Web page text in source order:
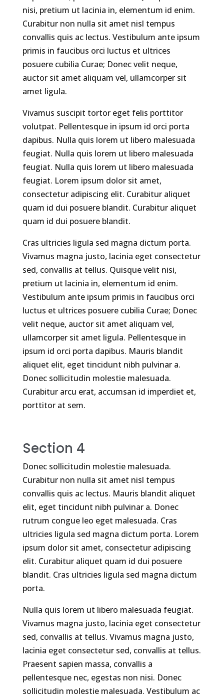
nisi, pretium ut lacinia in, elementum id enim.
Curabitur non nulla sit amet nisl tempus
convallis quis ac lectus. Vestibulum ante ipsum
primis in faucibus orci luctus et ultrices
posuere cubilia Curae; Donec velit neque,
auctor sit amet aliquam vel, ullamcorper sit
amet ligula.
Vivamus suscipit tortor eget felis porttitor
volutpat. Pellentesque in ipsum id orci porta
dapibus. Nulla quis lorem ut libero malesuada
feugiat. Nulla quis lorem ut libero malesuada
feugiat. Nulla quis lorem ut libero malesuada
feugiat. Lorem ipsum dolor sit amet,
consectetur adipiscing elit. Curabitur aliquet
quam id dui posuere blandit. Curabitur aliquet
quam id dui posuere blandit.
Cras ultricies ligula sed magna dictum porta.
Vivamus magna justo, lacinia eget consectetur
sed, convallis at tellus. Quisque velit nisi,
pretium ut lacinia in, elementum id enim.
Vestibulum ante ipsum primis in faucibus orci
luctus et ultrices posuere cubilia Curae; Donec
velit neque, auctor sit amet aliquam vel,
ullamcorper sit amet ligula. Pellentesque in
ipsum id orci porta dapibus. Mauris blandit
aliquet elit, eget tincidunt nibh pulvinar a.
Donec sollicitudin molestie malesuada.
Curabitur arcu erat, accumsan id imperdiet et,
porttitor at sem.
Section 4
Donec sollicitudin molestie malesuada.
Curabitur non nulla sit amet nisl tempus
convallis quis ac lectus. Mauris blandit aliquet
elit, eget tincidunt nibh pulvinar a. Donec
rutrum congue leo eget malesuada. Cras
ultricies ligula sed magna dictum porta. Lorem
ipsum dolor sit amet, consectetur adipiscing
elit. Curabitur aliquet quam id dui posuere
blandit. Cras ultricies ligula sed magna dictum
porta.
Nulla quis lorem ut libero malesuada feugiat.
Vivamus magna justo, lacinia eget consectetur
sed, convallis at tellus. Vivamus magna justo,
lacinia eget consectetur sed, convallis at tellus.
Praesent sapien massa, convallis a
pellentesque nec, egestas non nisi. Donec
sollicitudin molestie malesuada. Vestibulum ac